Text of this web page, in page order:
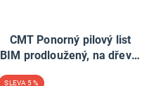
CMT Ponorný pilový list
BIM prodloužený, na dřevo,
5 %